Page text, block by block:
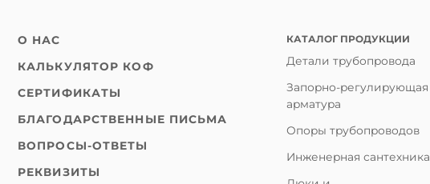
О НАС
КАЛЬКУЛЯТОР КОФ
СЕРТИФИКАТЫ
БЛАГОДАРСТВЕННЫЕ ПИСЬМА
ВОПРОСЫ-ОТВЕТЫ
РЕКВИЗИТЫ
КАТАЛОГ ПРОДУКЦИИ
Детали трубопровода
Запорно-регулирующая
арматура
Опоры трубопроводов
Инженерная сантехника